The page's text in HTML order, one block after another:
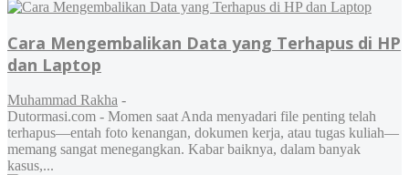
Cara Mengembalikan Data yang Terhapus di HP
dan Laptop
Muhammad Rakha -
Dutormasi.com - Momen saat Anda menyadari file penting telah
terhapus—entah foto kenangan, dokumen kerja, atau tugas kuliah—
memang sangat menegangkan. Kabar baiknya, dalam banyak
kasus,...